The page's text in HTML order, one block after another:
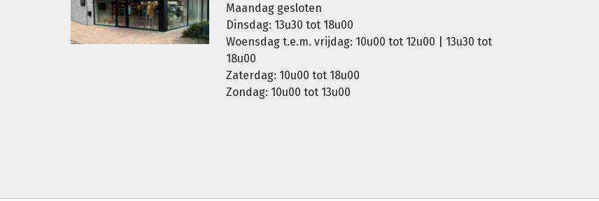
Maandag gesloten
Dinsdag: 13u30 tot 18u00
Woensdag t.e.m. vrijdag: 10u00 tot 12u00 | 13u30 tot
18u00
Zaterdag: 10u00 tot 18u00
Zondag: 10u00 tot 13u00